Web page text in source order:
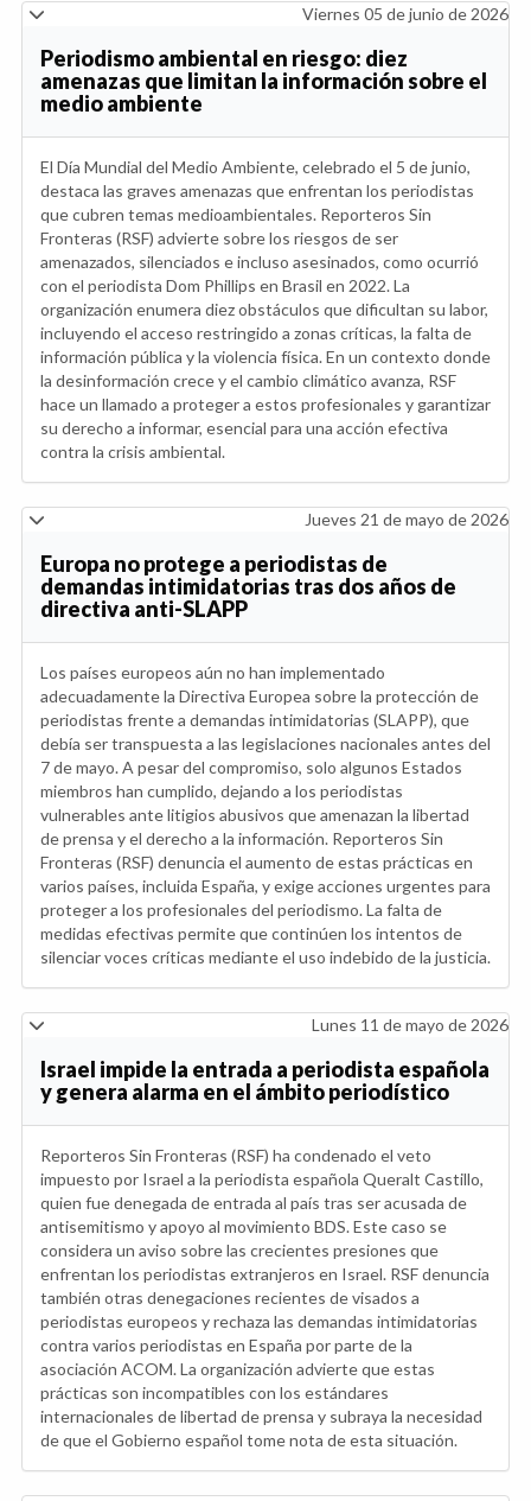
Viernes 05 de junio de 2026
Periodismo ambiental en riesgo: diez
amenazas que limitan la información sobre el
medio ambiente
El Día Mundial del Medio Ambiente, celebrado el 5 de junio,
destaca las graves amenazas que enfrentan los periodistas
que cubren temas medioambientales. Reporteros Sin
Fronteras (RSF) advierte sobre los riesgos de ser
amenazados, silenciados e incluso asesinados, como ocurrió
con el periodista Dom Phillips en Brasil en 2022. La
organización enumera diez obstáculos que dificultan su labor,
incluyendo el acceso restringido a zonas críticas, la falta de
información pública y la violencia física. En un contexto donde
la desinformación crece y el cambio climático avanza, RSF
hace un llamado a proteger a estos profesionales y garantizar
su derecho a informar, esencial para una acción efectiva
contra la crisis ambiental.
Jueves 21 de mayo de 2026
Europa no protege a periodistas de
demandas intimidatorias tras dos años de
directiva anti-SLAPP
Los países europeos aún no han implementado
adecuadamente la Directiva Europea sobre la protección de
periodistas frente a demandas intimidatorias (SLAPP), que
debía ser transpuesta a las legislaciones nacionales antes del
7 de mayo. A pesar del compromiso, solo algunos Estados
miembros han cumplido, dejando a los periodistas
vulnerables ante litigios abusivos que amenazan la libertad
de prensa y el derecho a la información. Reporteros Sin
Fronteras (RSF) denuncia el aumento de estas prácticas en
varios países, incluida España, y exige acciones urgentes para
proteger a los profesionales del periodismo. La falta de
medidas efectivas permite que continúen los intentos de
silenciar voces críticas mediante el uso indebido de la justicia.
Lunes 11 de mayo de 2026
Israel impide la entrada a periodista española
y genera alarma en el ámbito periodístico
Reporteros Sin Fronteras (RSF) ha condenado el veto
impuesto por Israel a la periodista española Queralt Castillo,
quien fue denegada de entrada al país tras ser acusada de
antisemitismo y apoyo al movimiento BDS. Este caso se
considera un aviso sobre las crecientes presiones que
enfrentan los periodistas extranjeros en Israel. RSF denuncia
también otras denegaciones recientes de visados a
periodistas europeos y rechaza las demandas intimidatorias
contra varios periodistas en España por parte de la
asociación ACOM. La organización advierte que estas
prácticas son incompatibles con los estándares
internacionales de libertad de prensa y subraya la necesidad
de que el Gobierno español tome nota de esta situación.